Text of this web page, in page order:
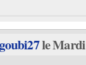
goubi27le Mardi